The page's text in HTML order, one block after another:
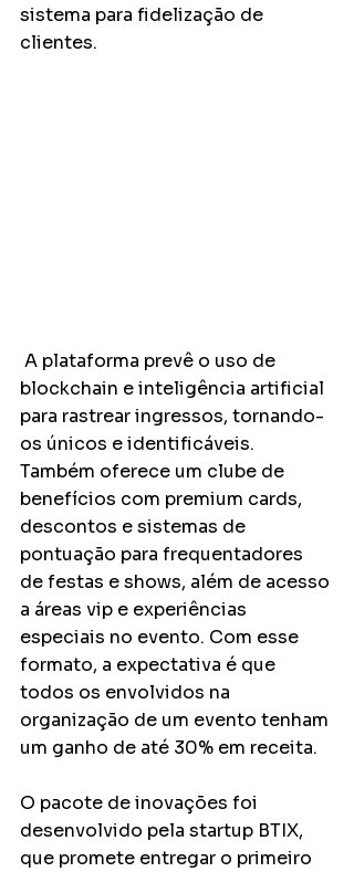
sistema para fidelização de
clientes.
blockchain e inteligência artificial
para rastrear ingressos, tornando-
os únicos e identificáveis.
Também oferece um clube de
benefícios com premium cards,
descontos e sistemas de
pontuação para frequentadores
de festas e shows, além de acesso
a áreas vip e experiências
especiais no evento. Com esse
formato, a expectativa é que
todos os envolvidos na
organização de um evento tenham
um ganho de até 30% em receita.
O pacote de inovações foi
desenvolvido pela startup BTIX,
que promete entregar o primeiro